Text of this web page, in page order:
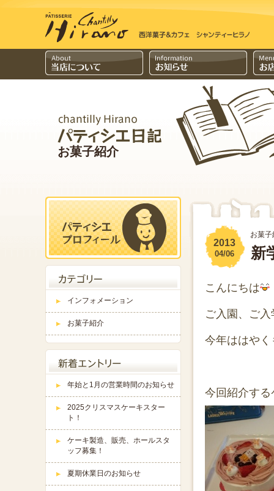
お菓子紹介
2013
04/06
お菓子
新
こんにちは
ご入園、ご
今年ははや
今回紹介す
インフォメーション
お菓子紹介
年始と1月の営業時間のお知らせ
2025クリスマスケーキスター
ト！
ケーキ製造、販売、ホールスタ
ッフ募集！
夏期休業日のお知らせ